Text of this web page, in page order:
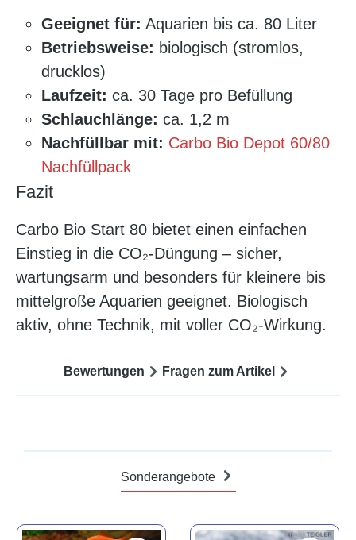
Geeignet für: Aquarien bis ca. 80 Liter
Betriebsweise: biologisch (stromlos,
drucklos)
Laufzeit: ca. 30 Tage pro Befüllung
Schlauchlänge: ca. 1,2 m
Nachfüllbar mit: Carbo Bio Depot 60/80
Nachfüllpack
Fazit
Carbo Bio Start 80 bietet einen einfachen
Einstieg in die CO₂-Düngung – sicher,
wartungsarm und besonders für kleinere bis
mittelgroße Aquarien geeignet. Biologisch
aktiv, ohne Technik, mit voller CO₂-Wirkung.
Bewertungen Fragen zum Artikel
Sonderangebote